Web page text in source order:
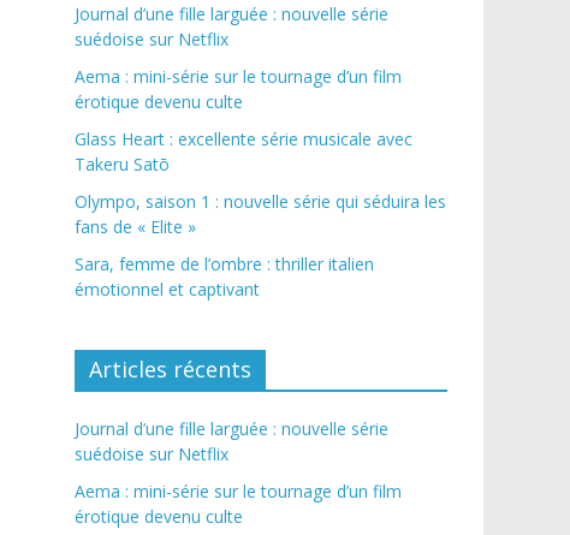
Journal d’une fille larguée : nouvelle série
suédoise sur Netflix
Aema : mini-série sur le tournage d’un film
érotique devenu culte
Glass Heart : excellente série musicale avec
Takeru Satō
Olympo, saison 1 : nouvelle série qui séduira les
fans de « Elite »
Sara, femme de l’ombre : thriller italien
émotionnel et captivant
Articles récents
Journal d’une fille larguée : nouvelle série
suédoise sur Netflix
Aema : mini-série sur le tournage d’un film
érotique devenu culte